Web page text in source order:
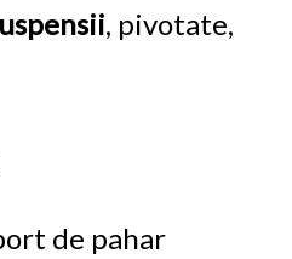
, pivotate,
de pahar